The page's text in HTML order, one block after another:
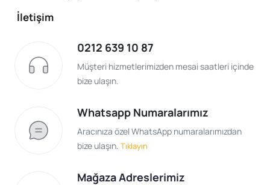
İletişim
0212 639 10 87
Müşteri hizmetlerimizden mesai saatleri içinde
bize ulaşın.
Whatsapp Numaralarımız
Aracınıza özel WhatsApp numaralarımızdan
bize ulaşın. Tıklayın
Mağaza Adreslerimiz